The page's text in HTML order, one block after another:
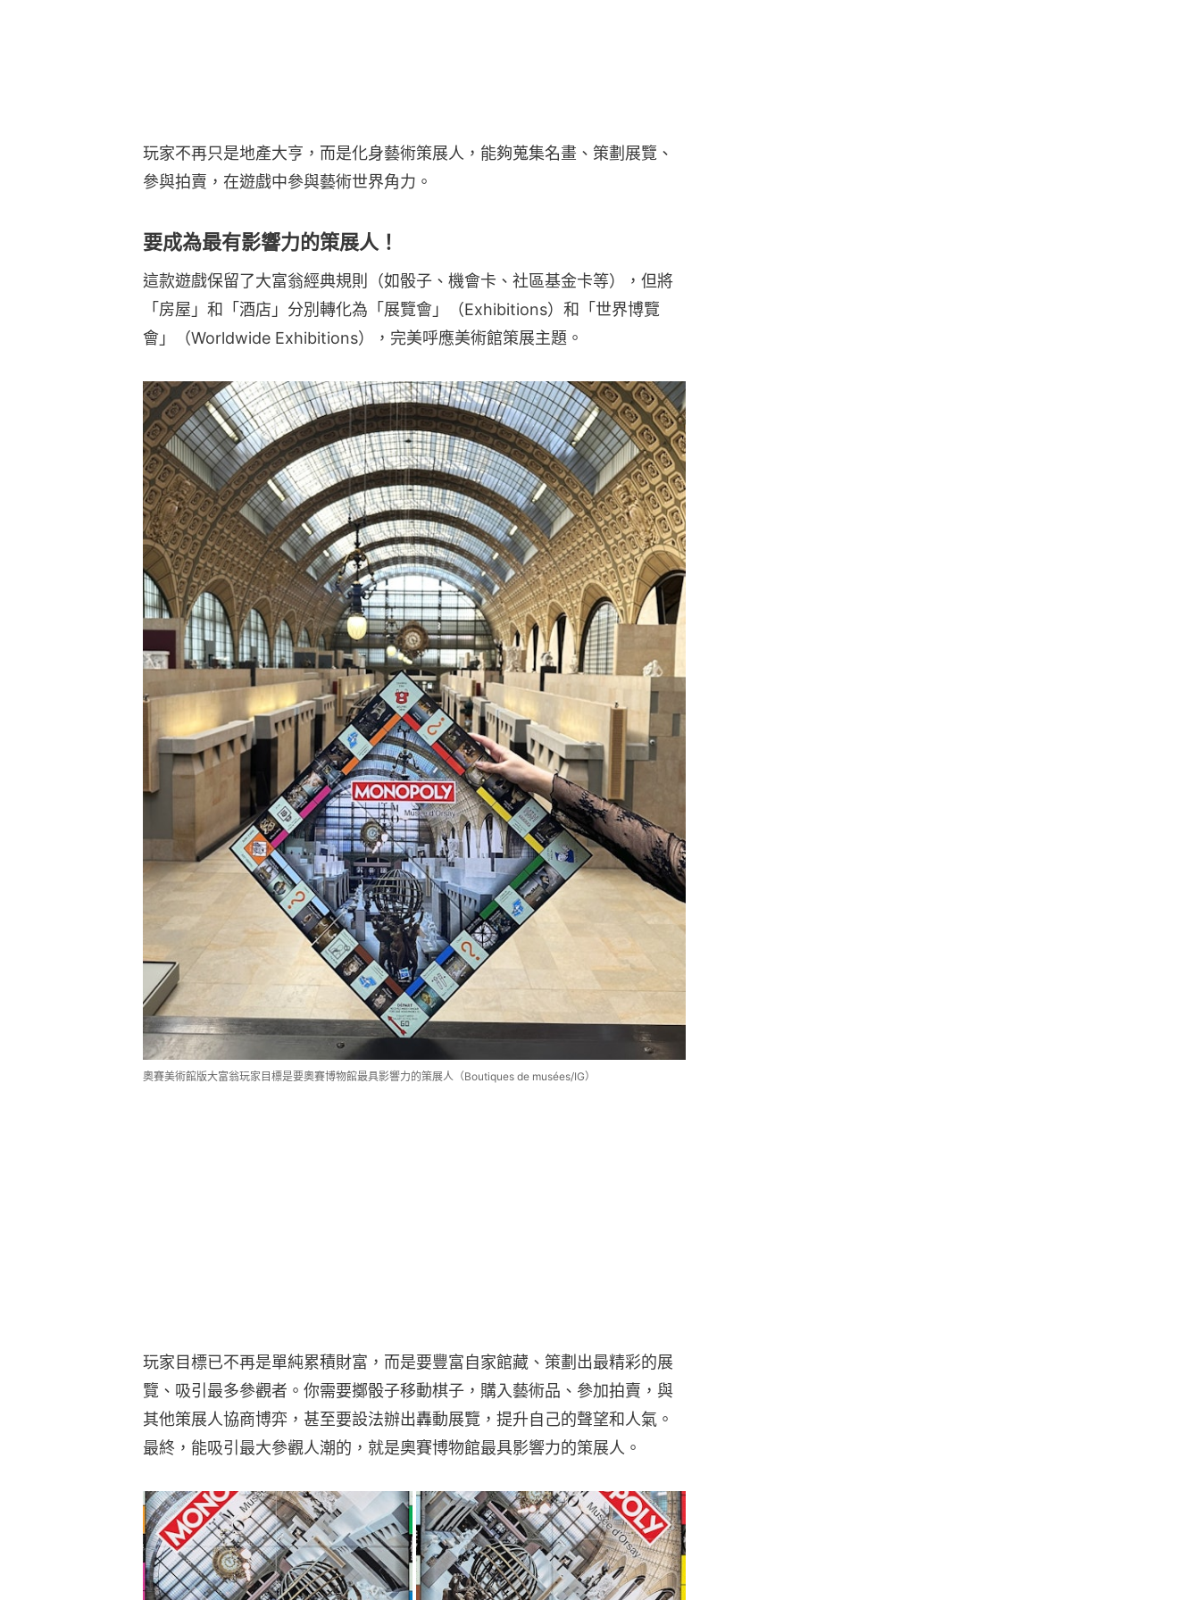
玩家不再只是地產大亨，而是化身藝術策展人，能夠蒐集名畫、策劃展覽、
參與拍賣，在遊戲中參與藝術世界角力。
要成為最有影響力的策展人！
這款遊戲保留了大富翁經典規則（如骰子、機會卡、社區基金卡等），但將
「房屋」和「酒店」分別轉化為「展覽會」（Exhibitions）和「世界博覽
會」（Worldwide Exhibitions），完美呼應美術館策展主題。
奧賽美術館版大富翁玩家目標是要奧賽博物館最具影響力的策展人（Boutiques de musées/IG）
玩家目標已不再是單純累積財富，而是要豐富自家館藏、策劃出最精彩的展
覽、吸引最多參觀者。你需要擲骰子移動棋子，購入藝術品、參加拍賣，與
其他策展人協商博弈，甚至要設法辦出轟動展覽，提升自己的聲望和人氣。
最終，能吸引最大參觀人潮的，就是奧賽博物館最具影響力的策展人。